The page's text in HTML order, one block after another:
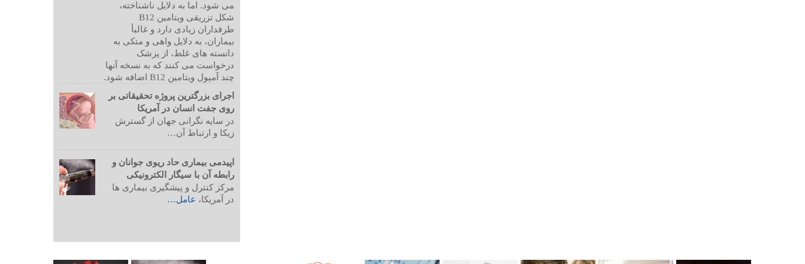
می شود. اما به دلایل ناشناخته،
شکل تزریقی ویتامین B12
طرفداران زیادی دارد و غالبأ
بیماران، به دلایل واهی و متکی به
دانسته های غلط، از پزشک
درخواست می کنند که به نسخه آنها
چند آمپول ویتامین B12 اضافه شود.
اجرای بزرگترین پروژه تحقیقاتی بر
روی جفت انسان در آمریکا
در سایه نگرانی جهان از گسترش
زیکا و ارتباط آن…
اپیدمی بیماری حاد ریوی جوانان و
رابطه آن با سیگار الکترونیکی
مرکز کنترل و پیشگیری بیماری ها
در آمریکا، عامل…